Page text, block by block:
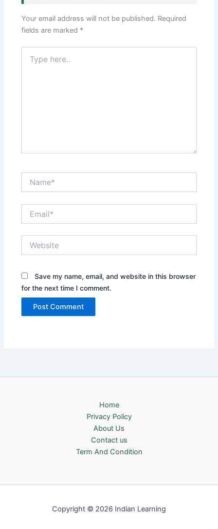
Your email address will not be published. Required
fields are marked *
here..
Save my name, email, and website in this browser
for the next time I comment.
Home
Privacy Policy
About Us
Contact us
Term And Condition
Copyright © 2026 Indian Learning